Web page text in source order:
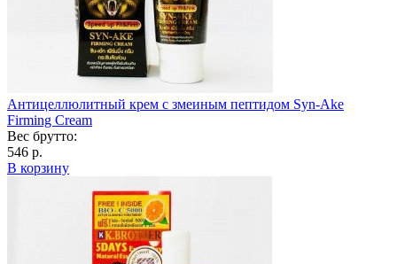
Антицеллюлитный крем с змеиным пептидом Syn-Ake
Firming Cream
Вес брутто:
546 р.
В корзину